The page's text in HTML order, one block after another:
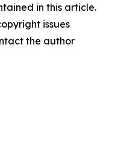
in this article.
issues
the author